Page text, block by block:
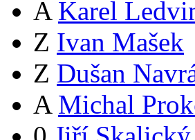
A Karel
Z Ivan Mašek
Z Dušan
A Michal